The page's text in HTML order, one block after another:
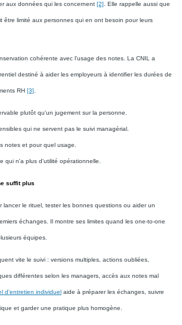
aux données qui les concernent [2] . Elle rappelle aussi que
être limité aux personnes qui en ont besoin pour leurs
cohérente avec l'usage des notes. La CNIL a
destiné à aider les employeurs à identifier les durées de
RH [3]
plutôt qu'un jugement sur la personne.
qui ne servent pas le suivi managérial.
notes et pour quel usage.
qui n'a plus d'utilité opérationnelle.
suffit plus
lancer le rituel, tester les bonnes questions ou aider un
échanges. Il montre ses limites quand les one-to-one
équipes.
vite le suivi : versions multiples, actions oubliées,
différentes selon les managers, accès aux notes mal
d'entretien individuel aide à préparer les échanges, suivre
et garder une pratique plus homogène.